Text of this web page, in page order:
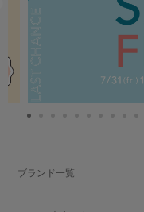
ブランド一覧